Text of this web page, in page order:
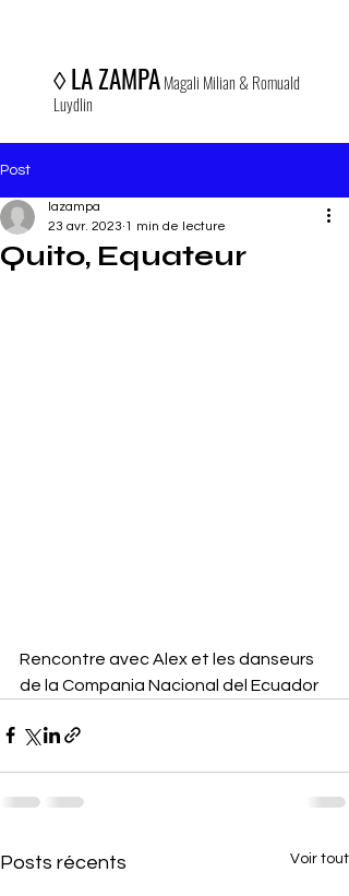
◊LA ZAMPAMagali Milian & Romuald
Luydlin
Post
Quito, Equateur
lazampa
23 avr. 2023 1 min de lecture
Rencontre avec Alex et les danseurs
de la Compania Nacional del Ecuador
Posts récents Voir tout